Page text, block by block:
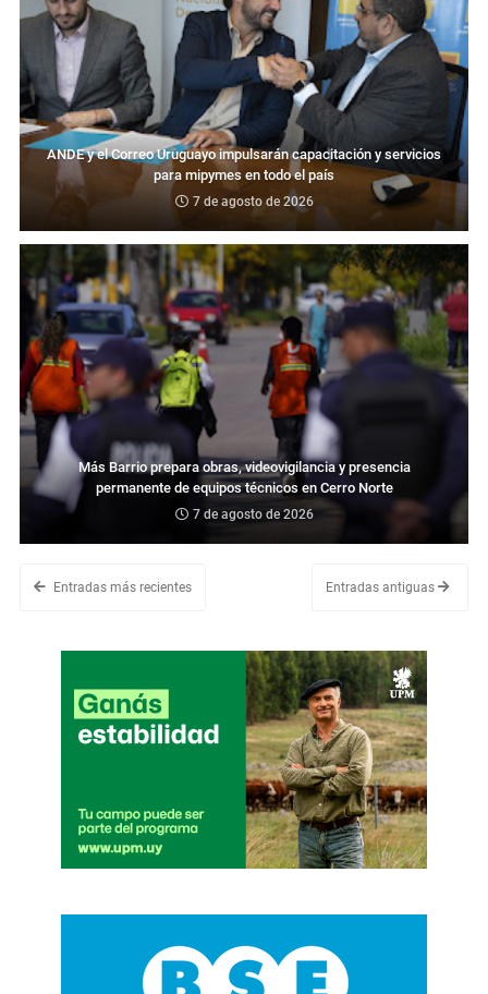
ANDE y el Correo Uruguayo impulsarán capacitación y servicios
para mipymes en todo el país
7 de agosto de 2026
Más Barrio prepara obras, videovigilancia y presencia
permanente de equipos técnicos en Cerro Norte
7 de agosto de 2026
Entradas más recientes Entradas antiguas